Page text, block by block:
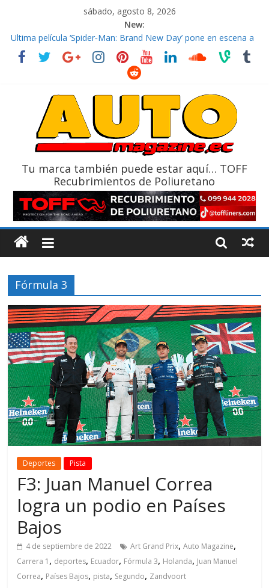
sábado, agosto 8, 2026
New:
Ultima película ‘Spider‑Man: Brand New Day’ pone en escena a
BMW
¿Qué puede pasar con tu vehículo si permanece varios días sin
La FEDAK recibe 12 Sinotruk Bolden para cubrir las rutas de La
El costo de tener un vehículo gana protagonismo a la hora de
Tu marca también puede estar aquí… TOFF
Recubrimientos de Poliuretano
Fórmula 3
Deportes Pista
F3: Juan Manuel Correa
logra un podio en Países
Bajos
4 de septiembre de 2022 Art Grand Prix,Auto Magazine,
Carrera 1 , deportes, Ecuador, Fórmula 3, Holanda, Juan Manuel
Correa, Países Bajos, pista, Segundo, Zandvoort